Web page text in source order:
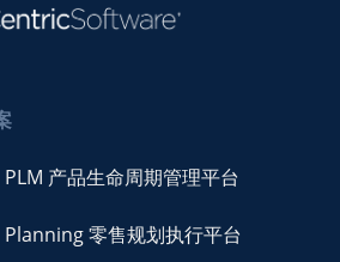
产品生命周期管理平台
零售规划执行平台